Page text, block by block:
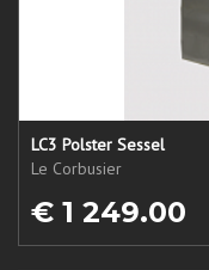
LC3 Polster Sessel
Le Corbusier
€ 1 249.00